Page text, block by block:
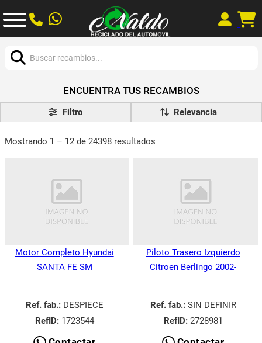
ENCUENTRA TUS RECAMBIOS
Filtro
Mostrando 1 – 12 de 24398 resultados
Motor Completo Hyundai
SANTA FE SM
Ref. fab.:DESPIECE
RefID:1723544
Piloto Trasero Izquierdo
Citroen Berlingo 2002-
Ref. fab.:SIN DEFINIR
RefID:2728981